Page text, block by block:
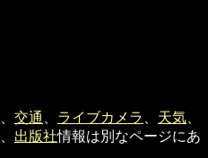
交通 ライブカメラ 天気
出版社情報は別なページにあ